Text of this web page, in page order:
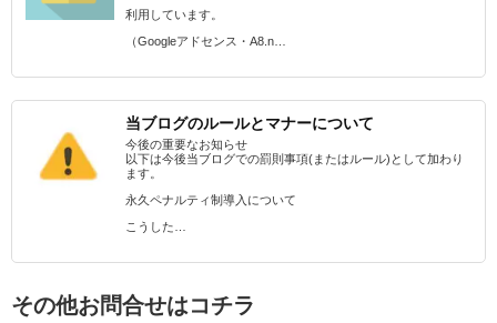
利用しています。
（Googleアドセンス・A8.n…
当ブログのルールとマナーについて
今後の重要なお知らせ
以下は今後当ブログでの罰則事項(またはルール)として加わり
ます。
永久ペナルティ制導入について
こうした…
その他お問合せはコチラ